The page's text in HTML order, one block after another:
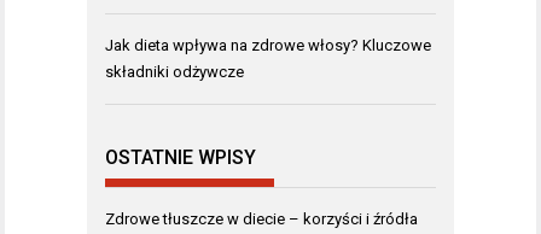
Jak dieta wpływa na zdrowe włosy? Kluczowe
składniki odżywcze
OSTATNIE WPISY
Zdrowe tłuszcze w diecie – korzyści i źródła